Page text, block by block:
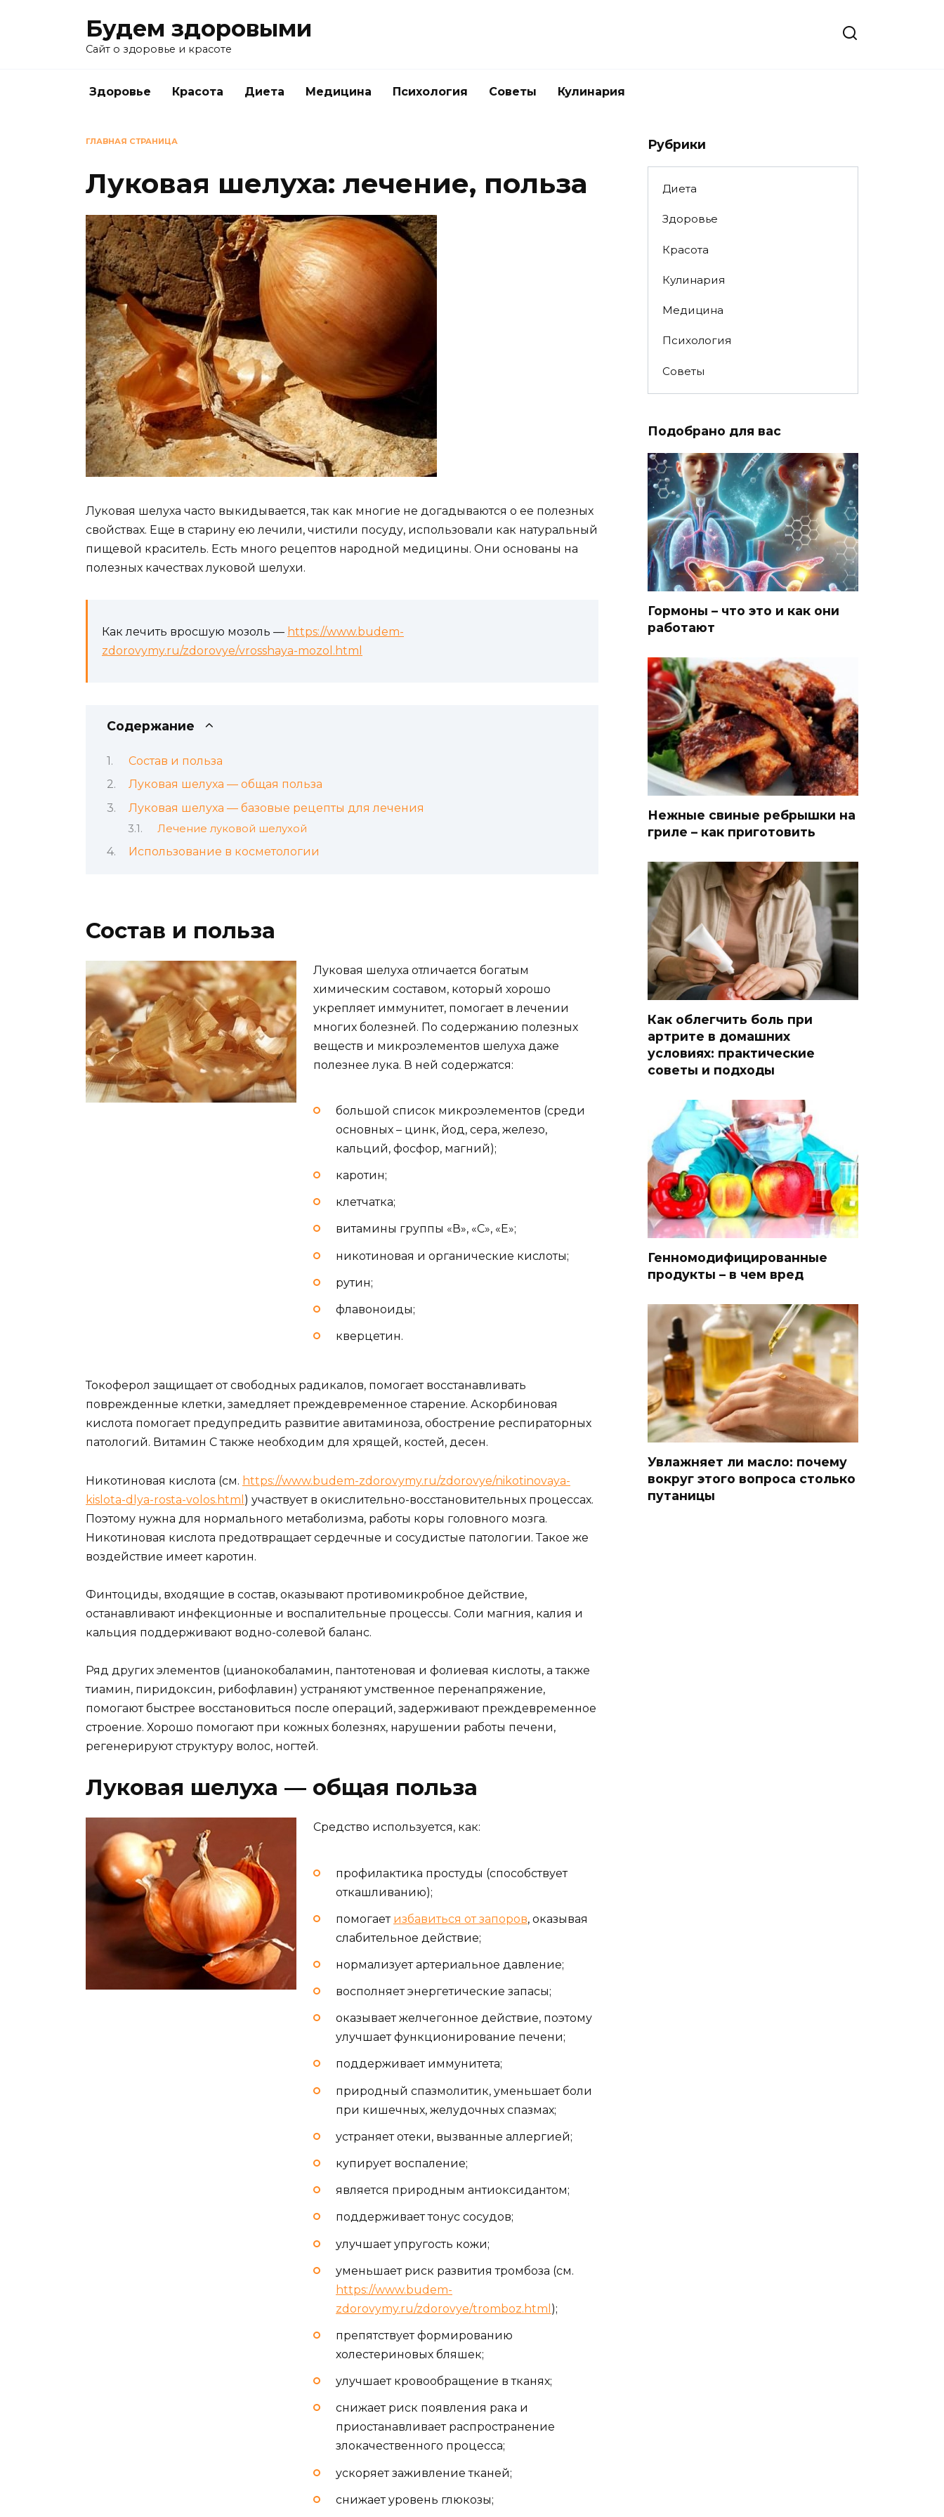
Будем здоровыми
Сайт о здоровье и красоте
Здоровье Красота Диета Медицина Психология Советы Кулинария
ГЛАВНАЯ СТРАНИЦА
Луковая шелуха: лечение, польза
Луковая шелуха часто выкидывается, так как многие не догадываются о ее полезных
свойствах. Еще в старину ею лечили, чистили посуду, использовали как натуральный
пищевой краситель. Есть много рецептов народной медицины. Они основаны на
полезных качествах луковой шелухи.
Как лечить вросшую мозоль — https://www.budem-
zdorovymy.ru/zdorovye/vrosshaya-mozol.html
Содержание
Состав и польза
Луковая шелуха — общая польза
Луковая шелуха — базовые рецепты для лечения
Лечение луковой шелухой
Использование в косметологии
Состав и польза
Луковая шелуха отличается богатым
химическим составом, который хорошо
укрепляет иммунитет, помогает в лечении
многих болезней. По содержанию полезных
веществ и микроэлементов шелуха даже
полезнее лука. В ней содержатся:
большой список микроэлементов (среди
основных – цинк, йод, сера, железо,
кальций, фосфор, магний);
каротин;
клетчатка;
витамины группы «В», «С», «Е»;
никотиновая и органические кислоты;
рутин;
флавоноиды;
кверцетин.
Токоферол защищает от свободных радикалов, помогает восстанавливать
поврежденные клетки, замедляет преждевременное старение. Аскорбиновая
кислота помогает предупредить развитие авитаминоза, обострение респираторных
патологий. Витамин С также необходим для хрящей, костей, десен.
Никотиновая кислота (см. https://www.budem-zdorovymy.ru/zdorovye/nikotinovaya-
kislota-dlya-rosta-volos.html ) участвует в окислительно-восстановительных процессах.
Поэтому нужна для нормального метаболизма, работы коры головного мозга.
Никотиновая кислота предотвращает сердечные и сосудистые патологии. Такое же
воздействие имеет каротин.
Финтоциды, входящие в состав, оказывают противомикробное действие,
останавливают инфекционные и воспалительные процессы. Соли магния, калия и
кальция поддерживают водно-солевой баланс.
Ряд других элементов (цианокобаламин, пантотеновая и фолиевая кислоты, а также
тиамин, пиридоксин, рибофлавин) устраняют умственное перенапряжение,
помогают быстрее восстановиться после операций, задерживают преждевременное
строение. Хорошо помогают при кожных болезнях, нарушении работы печени,
регенерируют структуру волос, ногтей.
Луковая шелуха — общая польза
Средство используется, как:
профилактика простуды (способствует
откашливанию);
помогает избавиться от запоров, оказывая
слабительное действие;
нормализует артериальное давление;
восполняет энергетические запасы;
оказывает желчегонное действие, поэтому
улучшает функционирование печени;
поддерживает иммунитета;
природный спазмолитик, уменьшает боли
при кишечных, желудочных спазмах;
устраняет отеки, вызванные аллергией;
купирует воспаление;
является природным антиоксидантом;
поддерживает тонус сосудов;
улучшает упругость кожи;
уменьшает риск развития тромбоза (см.
https://www.budem-
zdorovymy.ru/zdorovye/tromboz.html );
препятствует формированию
холестериновых бляшек;
улучшает кровообращение в тканях;
снижает риск появления рака и
приостанавливает распространение
злокачественного процесса;
ускоряет заживление тканей;
снижает уровень глюкозы;
Рубрики
Диета
Здоровье
Красота
Кулинария
Медицина
Психология
Советы
Подобрано для вас
Гормоны – что это и как они
работают
Нежные свиные ребрышки на
гриле – как приготовить
Как облегчить боль при
артрите в домашних
условиях: практические
советы и подходы
Генномодифицированные
продукты – в чем вред
Увлажняет ли масло: почему
вокруг этого вопроса столько
путаницы